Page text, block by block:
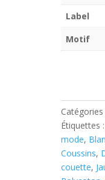
Label
Motif
Catégories
Étiquettes :
mode,
Coussins,
couette,